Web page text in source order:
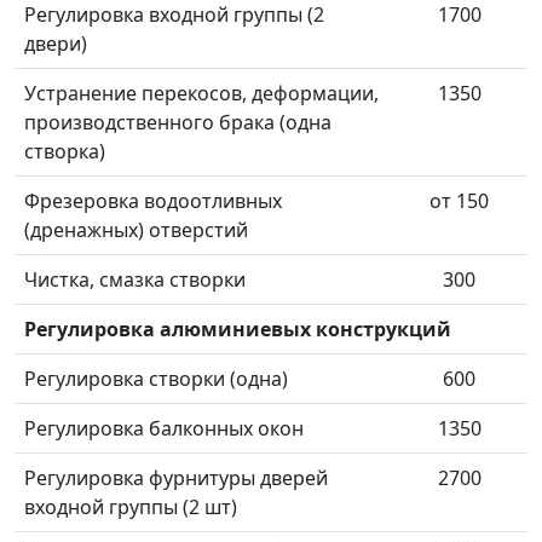
Регулировка входной группы (2
двери)
1700
Устранение перекосов, деформации,
производственного брака (одна
створка)
1350
Фрезеровка водоотливных
(дренажных) отверстий
от 150
Чистка, смазка створки
300
Регулировка алюминиевых конструкций
Регулировка створки (одна)
600
Регулировка балконных окон
1350
Регулировка фурнитуры дверей
входной группы (2 шт)
2700